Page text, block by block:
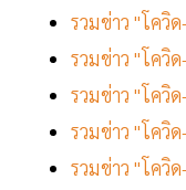
รวมข่าว "โควิ
รวมข่าว "โควิ
รวมข่าว "โควิ
รวมข่าว "โค
รวมข่าว "โค